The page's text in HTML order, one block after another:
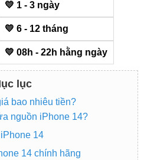
💛 1 - 3 ngày
💛 6 - 12 tháng
💛 08h - 22h hằng ngày
lục
bao nhiêu tiền?
nguồn iPhone 14?
14
14 chính hãng